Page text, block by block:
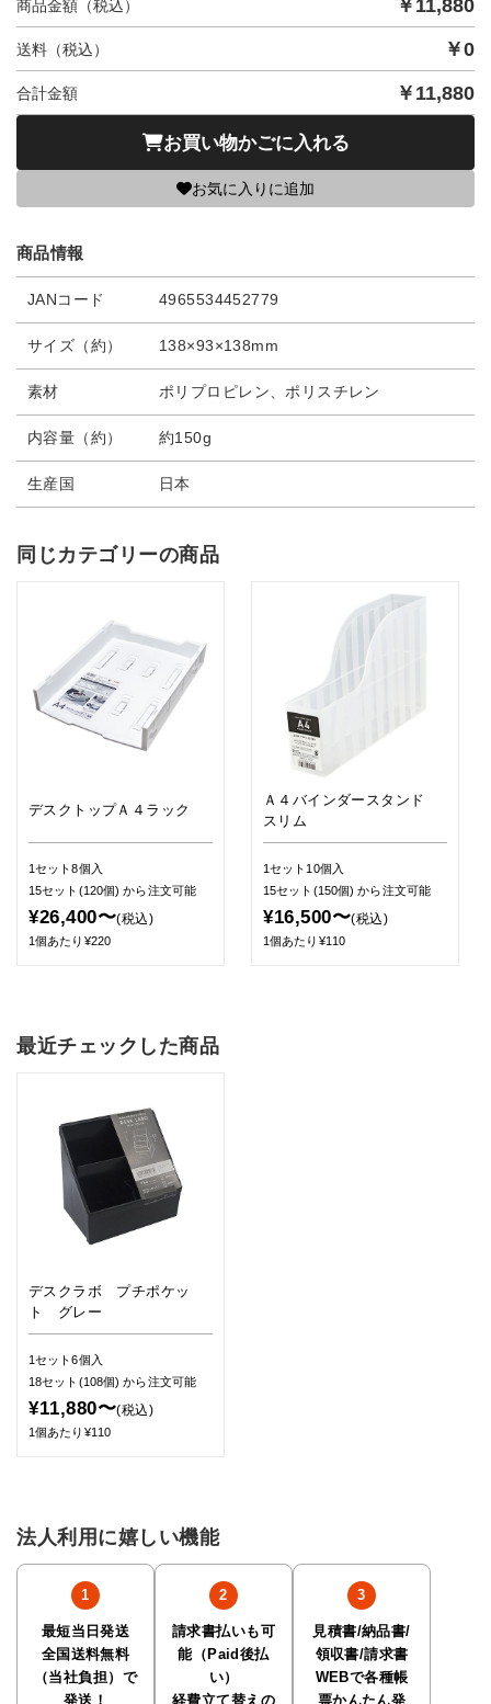
商品金額（税込） ￥ 11,880
送料（税込） ￥0
合計金額 ￥ 11,880
お買い物かごに入れる
お気に入りに追加
商品情報
JANコード 4965534452779
サイズ（約） 138×93×138mm
素材 ポリプロピレン、ポリスチレン
内容量（約） 約150g
生産国 日本
同じカテゴリーの商品
デスクトップＡ４ラック
1セット8個入
15セット(120個)から注文可能
¥26,400〜(税込)
1個あたり¥220
Ａ４バインダースタンド
スリム
1セット10個入
15セット(150個)から注文可能
¥16,500〜(税込)
1個あたり¥110
最近チェックした商品
デスクラボ プチポケッ
ト グレー
1セット6個入
18セット(108個)から注文可能
¥11,880〜(税込)
1個あたり¥110
法人利用に嬉しい機能
最短当日発送
全国送料無料
（当社負担）で
発送！
請求書払いも可
能（Paid後払
い）
経費立て替えの
見積書/納品書/
領収書/請求書
WEBで各種帳
票かんたん発